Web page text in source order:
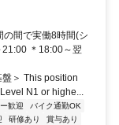
徒歩約26分 岩代清
間で実働8時間(シ
＊18:00～翌
＞ This position
N1 or highe...
歓迎
バイク通勤OK
研修あり
賞与あり